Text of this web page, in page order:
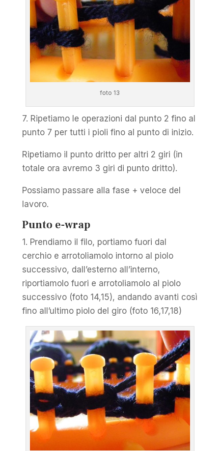
foto 13
7. Ripetiamo le operazioni dal punto 2 fino al
punto 7 per tutti i pioli fino al punto di inizio.
Ripetiamo il punto dritto per altri 2 giri (in
totale ora avremo 3 giri di punto dritto).
Possiamo passare alla fase + veloce del
lavoro.
Punto e-wrap
1. Prendiamo il filo, portiamo fuori dal
cerchio e arrotoliamolo intorno al piolo
successivo, dall’esterno all’interno,
riportiamolo fuori e arrotoliamolo al piolo
successivo (foto 14,15), andando avanti così
fino all’ultimo piolo del giro (foto 16,17,18)